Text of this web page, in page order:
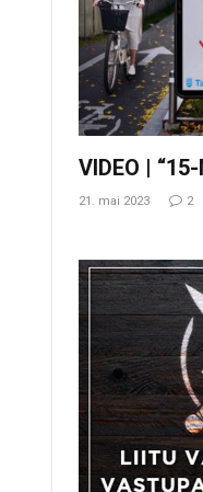
VIDEO |
21. mai 2023 2